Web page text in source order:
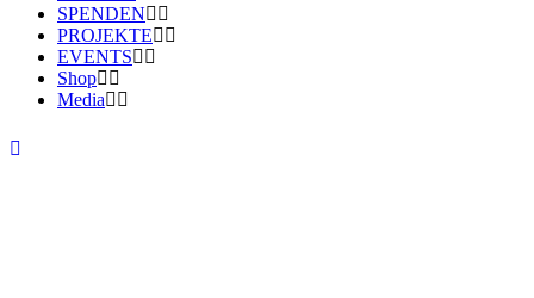
SPENDEN
PROJEKTE
EVENTS
Shop
Media